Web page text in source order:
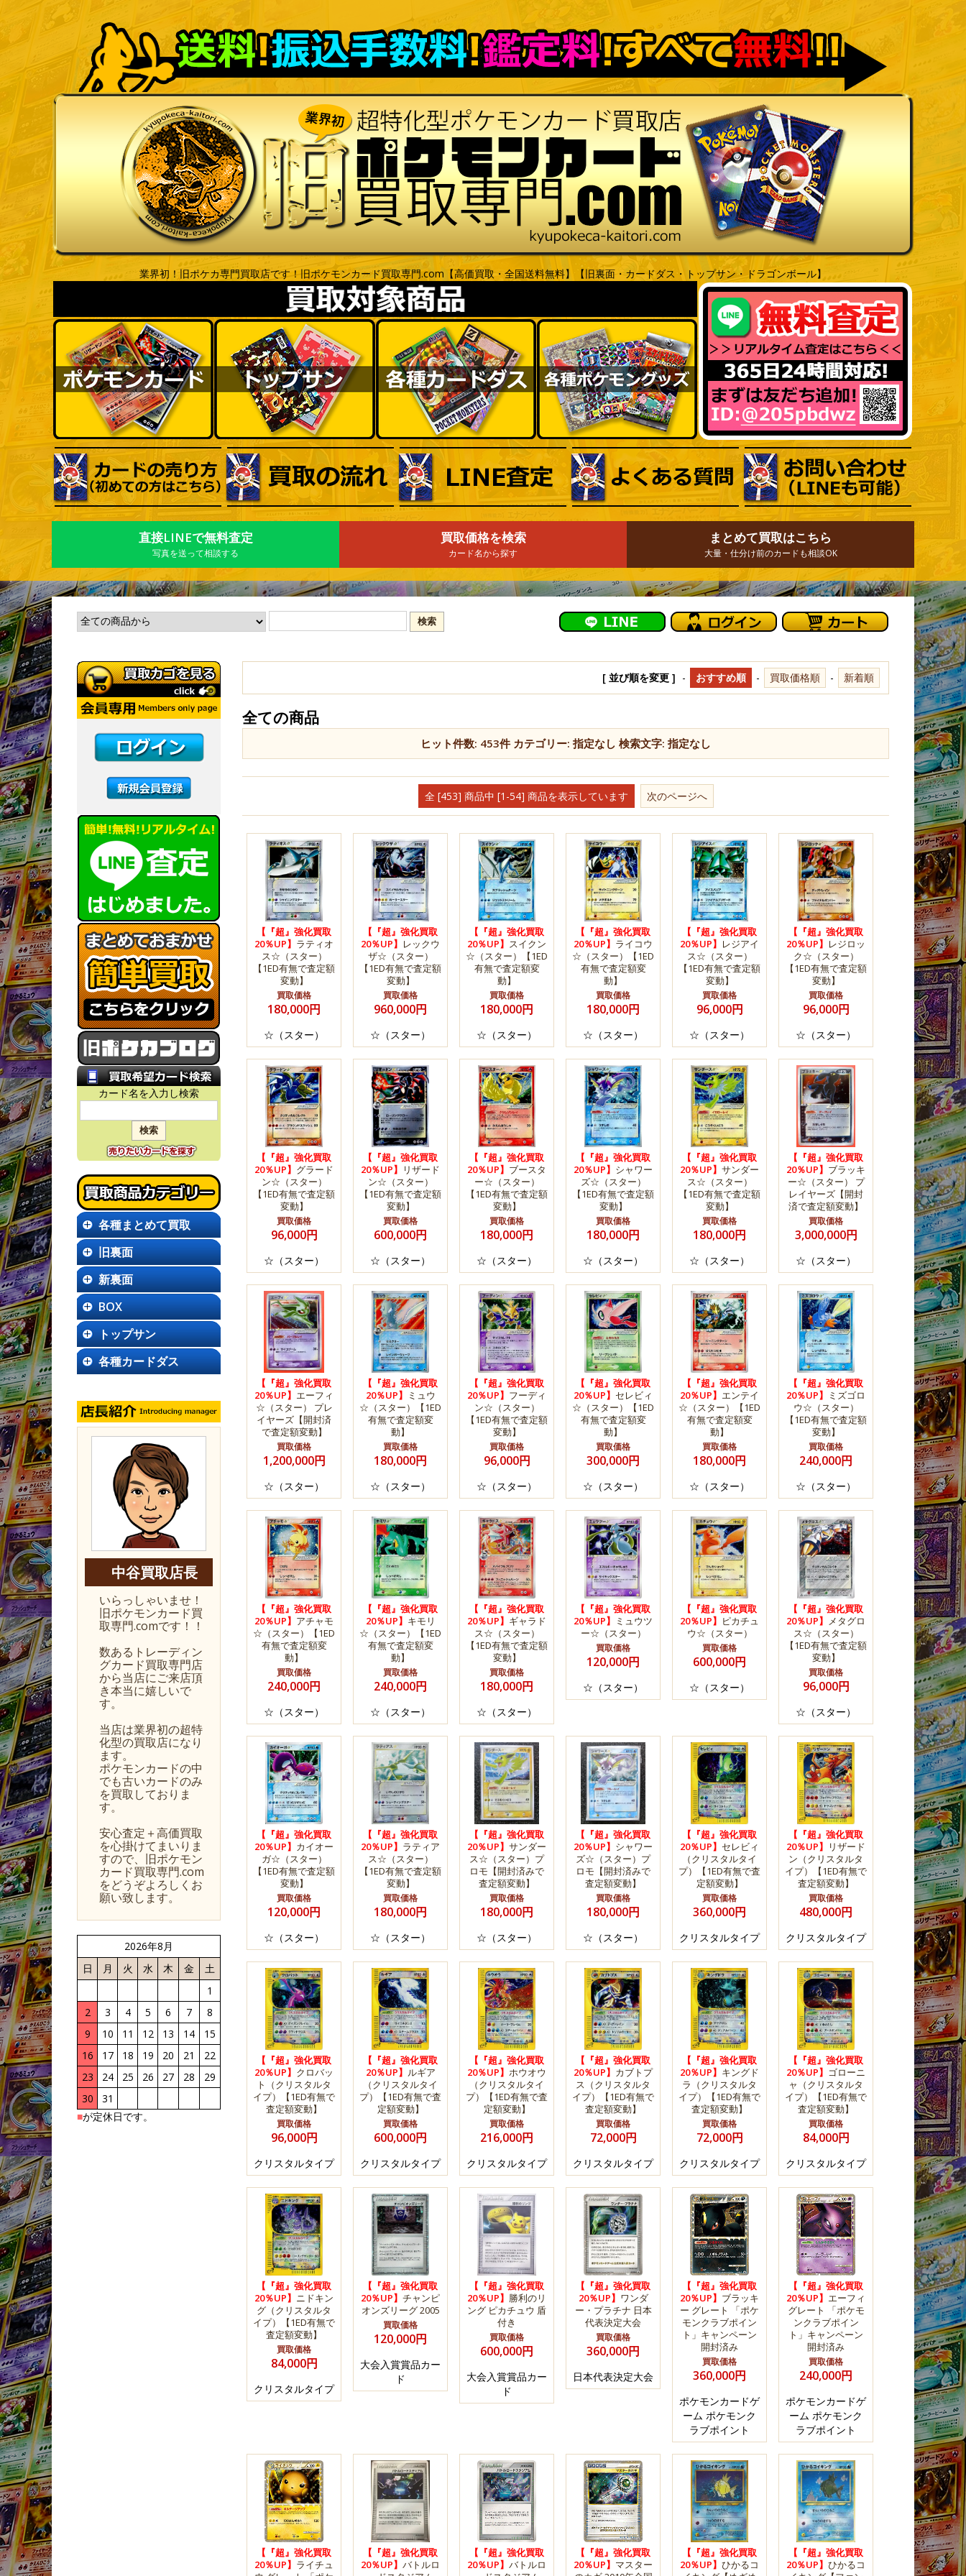
業界初！旧ポケカ専門買取店です！旧ポケモンカード買取専門.com【高価買取・全国送料無料】【旧裏面・カードダス・トップサン・ドラゴンボール】
直接LINEで無料査定
写真を送って相談する
買取価格を検索
カード名から探す
まとめて買取はこちら
大量・仕分け前のカードも相談OK
[ 並び順を変更 ] - おすすめ順 - 買取価格順 - 新着順
全ての商品
ヒット件数: 453件 カテゴリー: 指定なし 検索文字: 指定なし
全 [453] 商品中 [1-54] 商品を表示しています 次のページへ
【『超』強化買取
20％UP】 ラティオ
ス☆（スター）
【1ED有無で査定額
変動】
買取価格
180,000円
☆（スター）
【『超』強化買取
20％UP】 レックウ
ザ☆（スター）
【1ED有無で査定額
変動】
買取価格
960,000円
☆（スター）
【『超』強化買取
20％UP】 スイクン
☆（スター）【1ED
有無で査定額変
動】
買取価格
180,000円
☆（スター）
【『超』強化買取
20％UP】 ライコウ
☆（スター）【1ED
有無で査定額変
動】
買取価格
180,000円
☆（スター）
【『超』強化買取
20％UP】 レジアイ
ス☆（スター）
【1ED有無で査定額
変動】
買取価格
96,000円
☆（スター）
【『超』強化買取
20％UP】 レジロッ
ク☆（スター）
【1ED有無で査定額
変動】
買取価格
96,000円
☆（スター）
【『超』強化買取
20％UP】 グラード
ン☆（スター）
【1ED有無で査定額
変動】
買取価格
96,000円
☆（スター）
【『超』強化買取
20％UP】 リザード
ン☆（スター）
【1ED有無で査定額
変動】
買取価格
600,000円
☆（スター）
【『超』強化買取
20％UP】 ブースタ
ー☆（スター）
【1ED有無で査定額
変動】
買取価格
180,000円
☆（スター）
【『超』強化買取
20％UP】 シャワー
ズ☆（スター）
【1ED有無で査定額
変動】
買取価格
180,000円
☆（スター）
【『超』強化買取
20％UP】 サンダー
ス☆（スター）
【1ED有無で査定額
変動】
買取価格
180,000円
☆（スター）
【『超』強化買取
20％UP】 ブラッキ
ー☆（スター） プ
レイヤーズ【開封
済で査定額変動】
買取価格
3,000,000円
☆（スター）
【『超』強化買取
20％UP】 エーフィ
☆（スター） プレ
イヤーズ【開封済
で査定額変動】
買取価格
1,200,000円
☆（スター）
【『超』強化買取
20％UP】 ミュウ
☆（スター）【1ED
有無で査定額変
動】
買取価格
180,000円
☆（スター）
【『超』強化買取
20％UP】 フーディ
ン☆（スター）
【1ED有無で査定額
変動】
買取価格
96,000円
☆（スター）
【『超』強化買取
20％UP】 セレビィ
☆（スター）【1ED
有無で査定額変
動】
買取価格
300,000円
☆（スター）
【『超』強化買取
20％UP】 エンテイ
☆（スター）【1ED
有無で査定額変
動】
買取価格
180,000円
☆（スター）
【『超』強化買取
20％UP】 ミズゴロ
ウ☆（スター）
【1ED有無で査定額
変動】
買取価格
240,000円
☆（スター）
【『超』強化買取
20％UP】 アチャモ
☆（スター）【1ED
有無で査定額変
動】
買取価格
240,000円
☆（スター）
【『超』強化買取
20％UP】 キモリ
☆（スター）【1ED
有無で査定額変
動】
買取価格
240,000円
☆（スター）
【『超』強化買取
20％UP】 ギャラド
ス☆（スター）
【1ED有無で査定額
変動】
買取価格
180,000円
☆（スター）
【『超』強化買取
20％UP】 ミュウツ
ー☆（スター）
買取価格
120,000円
☆（スター）
【『超』強化買取
20％UP】 ピカチュ
ウ☆（スター）
買取価格
600,000円
☆（スター）
【『超』強化買取
20％UP】 メタグロ
ス☆（スター）
【1ED有無で査定額
変動】
買取価格
96,000円
☆（スター）
【『超』強化買取
20％UP】 カイオー
ガ☆（スター）
【1ED有無で査定額
変動】
買取価格
120,000円
☆（スター）
【『超』強化買取
20％UP】 ラティア
ス☆（スター）
【1ED有無で査定額
変動】
買取価格
180,000円
☆（スター）
【『超』強化買取
20％UP】 サンダー
ス☆（スター）プ
ロモ【開封済みで
査定額変動】
買取価格
180,000円
☆（スター）
【『超』強化買取
20％UP】 シャワー
ズ☆（スター）プ
ロモ【開封済みで
査定額変動】
買取価格
180,000円
☆（スター）
【『超』強化買取
20％UP】 セレビィ
（クリスタルタイ
プ）【1ED有無で査
定額変動】
買取価格
360,000円
クリスタルタイプ
【『超』強化買取
20％UP】 リザード
ン（クリスタルタ
イプ）【1ED有無で
査定額変動】
買取価格
480,000円
クリスタルタイプ
【『超』強化買取
20％UP】 クロバッ
ト（クリスタルタ
イプ）【1ED有無で
査定額変動】
買取価格
96,000円
クリスタルタイプ
【『超』強化買取
20％UP】 ルギア
（クリスタルタイ
プ）【1ED有無で査
定額変動】
買取価格
600,000円
クリスタルタイプ
【『超』強化買取
20％UP】 ホウオウ
（クリスタルタイ
プ）【1ED有無で査
定額変動】
買取価格
216,000円
クリスタルタイプ
【『超』強化買取
20％UP】 カブトプ
ス（クリスタルタ
イプ）【1ED有無で
査定額変動】
買取価格
72,000円
クリスタルタイプ
【『超』強化買取
20％UP】 キングド
ラ（クリスタルタ
イプ）【1ED有無で
査定額変動】
買取価格
72,000円
クリスタルタイプ
【『超』強化買取
20％UP】 ゴローニ
ャ（クリスタルタ
イプ）【1ED有無で
査定額変動】
買取価格
84,000円
クリスタルタイプ
【『超』強化買取
20％UP】 ニドキン
グ（クリスタルタ
イプ）【1ED有無で
査定額変動】
買取価格
84,000円
クリスタルタイプ
【『超』強化買取
20％UP】 チャンピ
オンズリーグ 2005
買取価格
120,000円
大会入賞賞品カー
ド
【『超』強化買取
20％UP】 勝利のリ
ング ピカチュウ 盾
付き
買取価格
600,000円
大会入賞賞品カー
ド
【『超』強化買取
20％UP】 ワンダ
ー・プラチナ 日本
代表決定大会
買取価格
360,000円
日本代表決定大会
【『超』強化買取
20％UP】 ブラッキ
ー グレート 「ポケ
モンクラブポイン
ト」キャンペーン
開封済み
買取価格
360,000円
ポケモンカードゲ
ーム ポケモンク
ラブポイント
【『超』強化買取
20％UP】 エーフィ
グレート 「ポケモ
ンクラブポイン
ト」キャンペーン
開封済み
買取価格
240,000円
ポケモンカードゲ
ーム ポケモンク
ラブポイント
【『超』強化買取
20％UP】 ライチュ
【『超』強化買取
20％UP】 バトルロ
【『超』強化買取
20％UP】 バトルロ
【『超』強化買取
20％UP】 マスター
【『超』強化買取
20％UP】 ひかるコ
【『超』強化買取
20％UP】 ひかるコ
カード名を入力し検索
各種まとめて買取
旧裏面
新裏面
BOX
トップサン
各種カードダス
中谷買取店長
いらっしゃいませ！
旧ポケモンカード買
取専門.comです！！
数あるトレーディン
グカード買取専門店
から当店にご来店頂
き本当に嬉しいで
す。
当店は業界初の超特
化型の買取店になり
ます。
ポケモンカードの中
でも古いカードのみ
を買取しておりま
す。
安心査定＋高価買取
を心掛けてまいりま
すので、旧ポケモン
カード買取専門.com
をどうぞよろしくお
願い致します。
2026年8月
日
月 火 水 木 金
土
1
2
3 4 5 6 7
8
9
10 11 12 13 14
15
16
17 18 19 20 21
22
23
24 25 26 27 28
29
30
31
■が定休日です。